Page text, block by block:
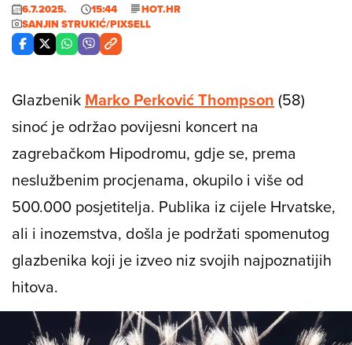
6.7.2025. 15:44
HOT.HR
SANJIN STRUKIĆ/PIXSELL
Glazbenik Marko Perković Thompson (58)
sinoć je održao povijesni koncert na
zagrebačkom Hipodromu, gdje se, prema
neslužbenim procjenama, okupilo i više od
500.000 posjetitelja. Publika iz cijele Hrvatske,
ali i inozemstva, došla je podržati spomenutog
glazbenika koji je izveo niz svojih najpoznatijih
hitova.